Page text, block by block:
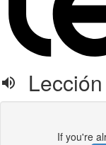
If you're